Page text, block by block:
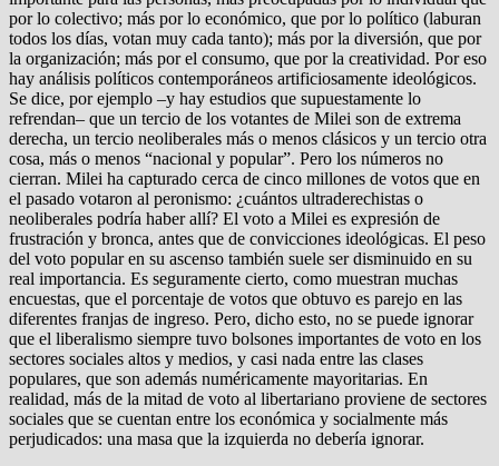
por lo colectivo; más por lo económico, que por lo político (laburan
todos los días, votan muy cada tanto); más por la diversión, que por
la organización; más por el consumo, que por la creatividad. Por eso
hay análisis políticos contemporáneos artificiosamente ideológicos.
Se dice, por ejemplo –y hay estudios que supuestamente lo
refrendan– que un tercio de los votantes de Milei son de extrema
derecha, un tercio neoliberales más o menos clásicos y un tercio otra
cosa, más o menos “nacional y popular”. Pero los números no
cierran. Milei ha capturado cerca de cinco millones de votos que en
el pasado votaron al peronismo: ¿cuántos ultraderechistas o
neoliberales podría haber allí? El voto a Milei es expresión de
frustración y bronca, antes que de convicciones ideológicas. El peso
del voto popular en su ascenso también suele ser disminuido en su
real importancia. Es seguramente cierto, como muestran muchas
encuestas, que el porcentaje de votos que obtuvo es parejo en las
diferentes franjas de ingreso. Pero, dicho esto, no se puede ignorar
que el liberalismo siempre tuvo bolsones importantes de voto en los
sectores sociales altos y medios, y casi nada entre las clases
populares, que son además numéricamente mayoritarias. En
realidad, más de la mitad de voto al libertariano proviene de sectores
sociales que se cuentan entre los económica y socialmente más
perjudicados: una masa que la izquierda no debería ignorar.